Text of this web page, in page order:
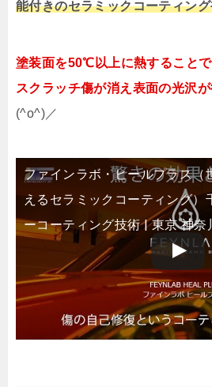
能付きのセラミックコーティン
塗装面を50℃以上に熱すること
スクラッチ傷が消え表面の光沢
(^o^)／
ファインラボ・ヒールプラス（
えるセラミックコーティング）
ーコーティング技術 | 東京 神奈